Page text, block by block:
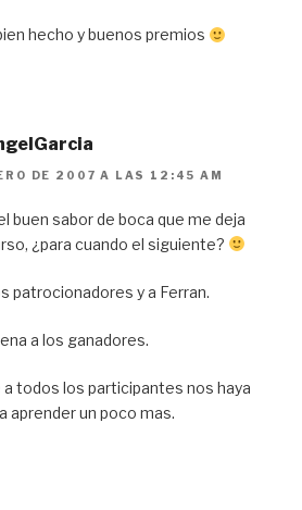
hecho y buenos premios
DE 2007 A LAS 12:45 AM
buen sabor de boca que me deja
¿para cuando el siguiente?
patrocionadores y a Ferran.
a los ganadores.
a todos los participantes nos haya
aprender un poco mas.